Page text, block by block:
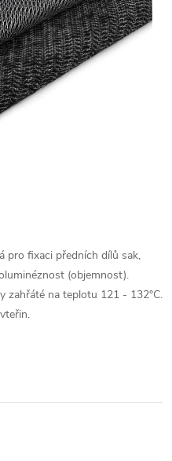
pro fixaci předních dílů sak,
(objemnost).
zahřáté na teplotu 121 - 132°C.